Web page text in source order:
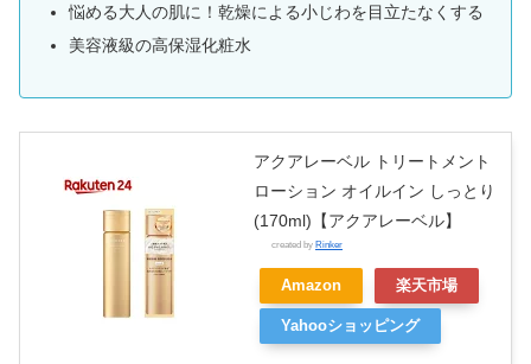
悩める大人の肌に！乾燥による小じわを目立たなくする
美容液級の高保湿化粧水
アクアレーベル トリートメント
ローション オイルイン しっとり
(170ml)【アクアレーベル】
created by Rinker
Amazon 楽天市場
Yahooショッピング